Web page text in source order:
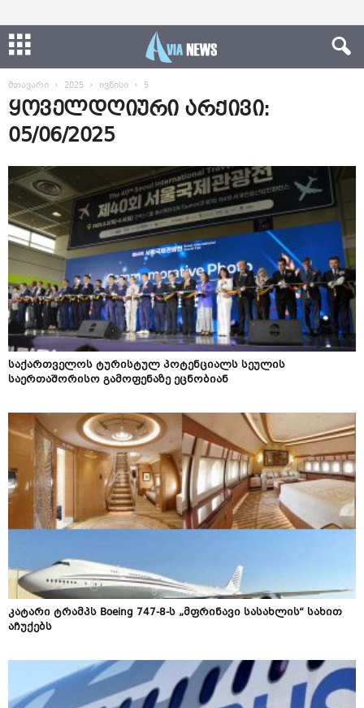
მთავარი 2025 ივნისი 5
ყოველდღიური არქივი:
05/06/2025
საქართველოს ტურისტულ პოტენციალს სეულის
საერთაშორისო გამოფენაზე ეცნობიან
კატარი ტრამპს Boeing 747-8-ს „მფრინავი სასახლის“ სახით
აჩუქებს